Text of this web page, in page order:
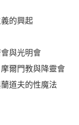
的興起
與光明會
爾門教與降靈會
道夫的性魔法